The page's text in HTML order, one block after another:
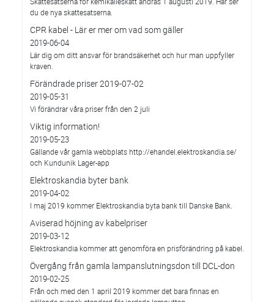
du de nya skattesatserna.
CPR kabel - Lär er mer om vad som gäller
2019-06-04
Lär dig om ditt ansvar för brandsäkerhet och hur man uppfyller
kraven.
Förändrade priser 2019-07-02
2019-05-31
Vi förändrar våra priser från den 2 juli
Viktig information!
2019-05-23
Gällande vår gamla webbplats http://ehandel.elektroskandia.se/
och Kundunik Lager-app
Elektroskandia byter bank
2019-04-02
I maj 2019 kommer Elektroskandia byta bank till Danske Bank.
Aviserad höjning av kabelpriser
2019-03-12
Elektroskandia kommer att genomföra en prisförändring på kabel.
Övergång från gamla lampanslutningsdon till DCL-don
2019-02-25
Från och med den 1 april 2019 kommer det bara finnas en